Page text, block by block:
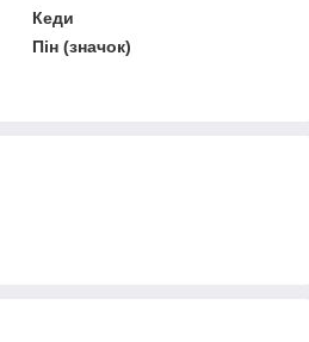
Кеди
Пін (значок)